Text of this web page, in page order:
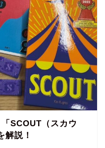
SCOUT（スカウ
解説！